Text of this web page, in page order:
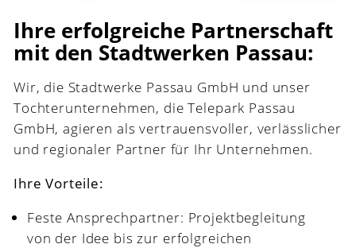
Ihre erfolgreiche Partnerschaft
mit den Stadtwerken Passau:
Wir, die Stadtwerke Passau GmbH und unser
Tochterunternehmen, die Telepark Passau
GmbH, agieren als vertrauensvoller, verlässlicher
und regionaler Partner für Ihr Unternehmen.
Ihre Vorteile:
Feste Ansprechpartner: Projektbegleitung
von der Idee bis zur erfolgreichen